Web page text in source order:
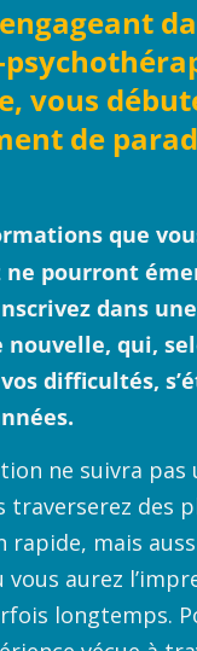
vous
de
que
ne pourront
dans une
nouvelle, qui,
difficultés,
ne suivra pas
traverserez des
rapide, mais
vous aurez
longtemps.